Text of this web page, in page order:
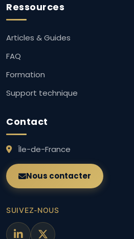
Ressources
Articles & Guides
FAQ
Formation
Support technique
Contact
Île-de-France
Nous contacter
SUIVEZ-NOUS